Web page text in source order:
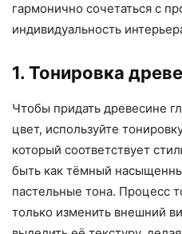
гармонично сочетаться с
индивидуальность
1. Тонировка
Чтобы придать древесине
цвет, используйте
который соответствует
быть как тёмный
пастельные тона. Процесс
только изменить внешний